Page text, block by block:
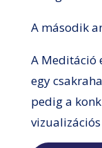
A második
A Meditáció
egy
pedig a